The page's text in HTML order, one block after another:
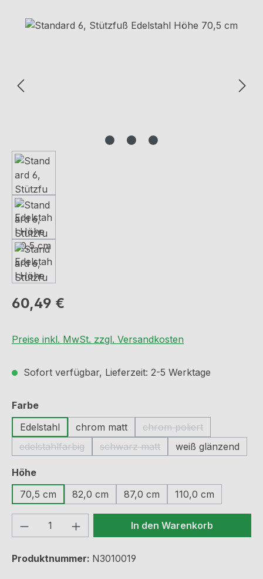
Bildergalerie überspringen
Regulärer Preis:
60,49 €
Preise inkl. MwSt. zzgl. Versandkosten
Sofort verfügbar, Lieferzeit: 2-5 Werktage
Farbeauswählen
Edelstahl
chrom matt chrom poliert
(Diese Option ist
edelstahlfarbig
(Diese Option ist zurzeit nicht verfügbar.)
schwarz matt
(Diese Option ist zurzeit nicht
weiß glänzend
Höheauswählen
70,5 cm
82,0 cm 87,0 cm 110,0 cm
Produkt Anzahl: Gib denIn den Warenkorb
Produktnummer: N3010019